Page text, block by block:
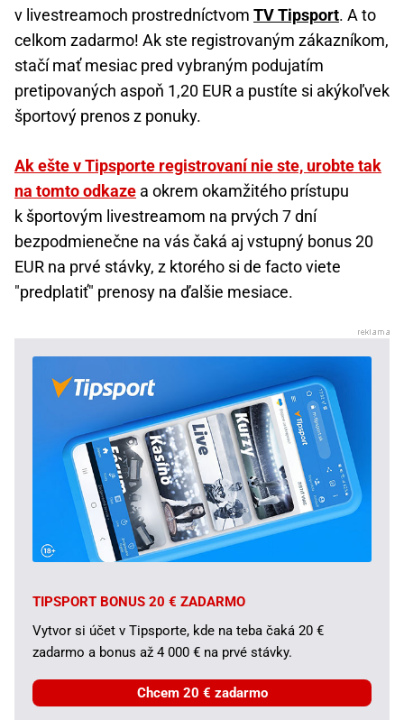
v livestreamoch prostredníctvom TV Tipsport. A to
celkom zadarmo! Ak ste registrovaným zákazníkom,
stačí mať mesiac pred vybraným podujatím
pretipovaných aspoň 1,20 EUR a pustíte si akýkoľvek
športový prenos z ponuky.
Ak ešte v Tipsporte registrovaní nie ste, urobte tak
na tomto odkaze a okrem okamžitého prístupu
k športovým livestreamom na prvých 7 dní
bezpodmienečne na vás čaká aj vstupný bonus 20
EUR na prvé stávky, z ktorého si de facto viete
"predplatiť" prenosy na ďalšie mesiace.
TIPSPORT BONUS 20 € ZADARMO
Vytvor si účet v Tipsporte, kde na teba čaká 20 €
zadarmo a bonus až 4 000 € na prvé stávky.
Chcem 20 € zadarmo